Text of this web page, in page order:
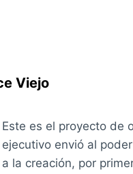
Viejo
Este es el proyecto de
ejecutivo envió al
a la creación, por